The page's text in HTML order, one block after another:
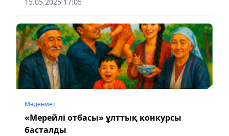
Мәдениет
«Мерейлі отбасы» ұлттық конкурсы
басталды